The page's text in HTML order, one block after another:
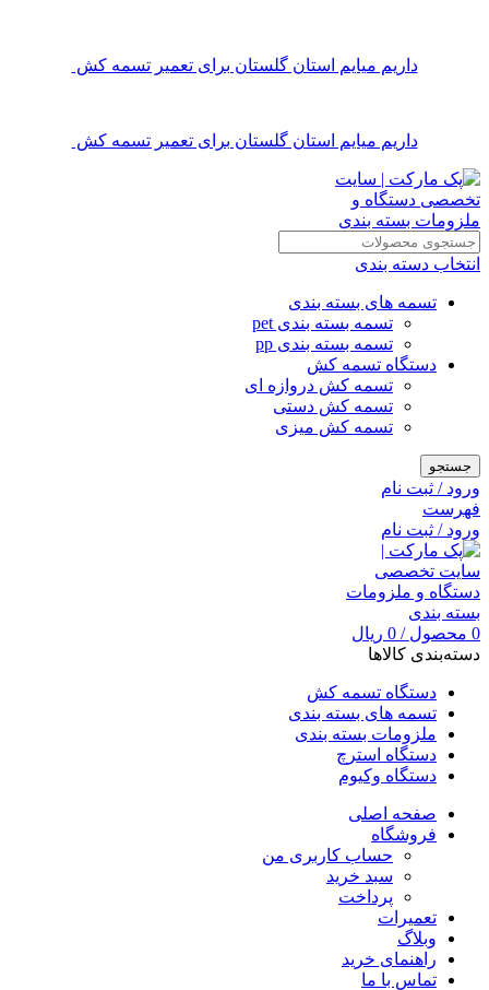
داریم میایم استان گلستان برای تعمیر تسمه کش
داریم میایم استان گلستان برای تعمیر تسمه کش
انتخاب دسته بندی
تسمه های بسته بندی
تسمه بسته بندی pet
تسمه بسته بندی pp
دستگاه تسمه کش
تسمه کش دروازه ای
تسمه کش دستی
تسمه کش میزی
جستجو
ورود / ثبت نام
فهرست
ورود / ثبت نام
0 محصول /
0 ریال
دسته‌بندی کالاها
دستگاه تسمه کش
تسمه های بسته بندی
ملزومات بسته بندی
دستگاه استرچ
دستگاه وکیوم
صفحه اصلی
فروشگاه
حساب کاربری من
سبد خرید
پرداخت
تعمیرات
وبلاگ
راهنمای خرید
تماس با ما